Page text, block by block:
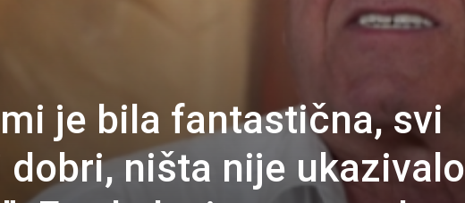
je bila fantastična, svi
ništa nije ukazivalo